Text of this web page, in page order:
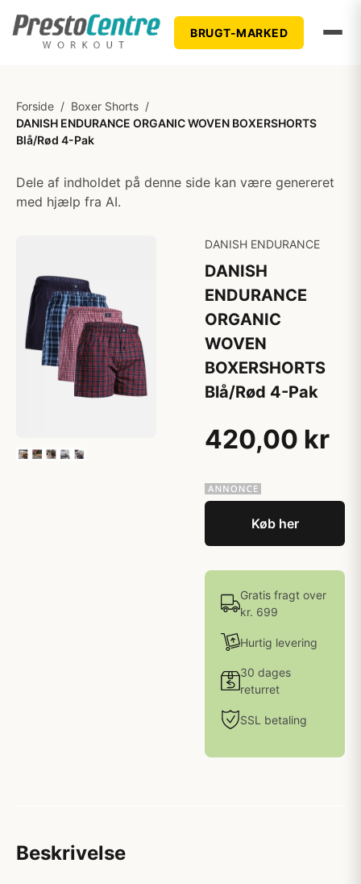
BRUGT-MARKED
Forside / Boxer Shorts /
DANISH ENDURANCE ORGANIC WOVEN BOXERSHORTS
Blå/Rød 4-Pak
Dele af indholdet på denne side kan være genereret
med hjælp fra AI.
DANISH ENDURANCE
DANISH
ENDURANCE
ORGANIC
WOVEN
BOXERSHORTS
Blå/Rød 4-Pak
420,00 kr
Køb her
Gratis fragt over
kr. 699
Hurtig levering
30 dages
returret
SSL betaling
Beskrivelse